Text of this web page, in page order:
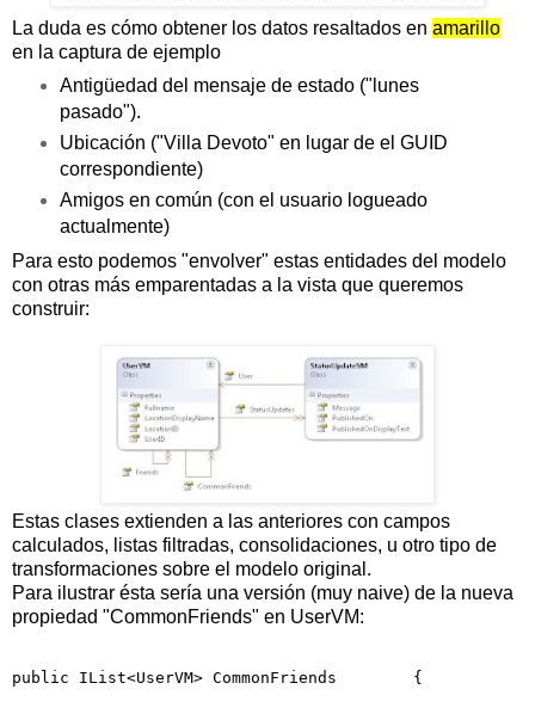
La duda es cómo obtener los datos resaltados en amarillo
en la captura de ejemplo
Antigüedad del mensaje de estado ("lunes
pasado").
Ubicación ("Villa Devoto" en lugar de el GUID
correspondiente)
Amigos en común (con el usuario logueado
actualmente)
Para esto podemos "envolver" estas entidades del modelo
con otras más emparentadas a la vista que queremos
construir:
Estas clases extienden a las anteriores con campos
calculados, listas filtradas, consolidaciones, u otro tipo de
transformaciones sobre el modelo original.
Para ilustrar ésta sería una versión (muy naive) de la nueva
propiedad "CommonFriends" en UserVM:
public IList<UserVM> CommonFriends